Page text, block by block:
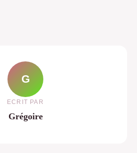
G
ECRIT PAR
Grégoire